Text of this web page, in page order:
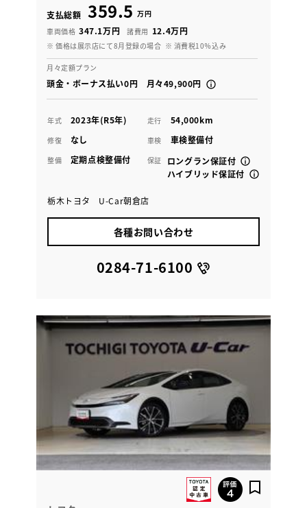
支払総額 359.5 万円
車両価格 347.1万円 諸費用 12.4万円
※ 価格は展示店にて8月登録の場合 ※ 消費税10％込み
月々定額プラン
頭金・ボーナス払い0円 月々49,900円
年式 2023年(R5年) 走行 54,000km
修復 なし 車検 車検整備付
整備 定期点検整備付 保証
ロングラン保証付
ハイブリッド保証付
栃木トヨタ U-Car朝倉店
各種お問い合わせ
0284-71-6100